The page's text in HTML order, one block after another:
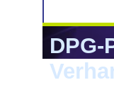
DPG-